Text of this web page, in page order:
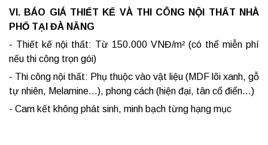
VI. BÁO GIÁ THIẾT KẾ VÀ THI CÔNG NỘI THẤT NHÀ
PHỐ TẠI ĐÀ NẴNG
- Thiết kế nội thất: Từ 150.000 VNĐ/m² (có thể miễn phí
nếu thi công trọn gói)
- Thi công nội thất: Phụ thuộc vào vật liệu (MDF lõi xanh, gỗ
tự nhiên, Melamine...), phong cách (hiện đại, tân cổ điển...)
- Cam kết không phát sinh, minh bạch từng hạng mục